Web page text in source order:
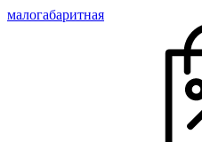
малогабаритная